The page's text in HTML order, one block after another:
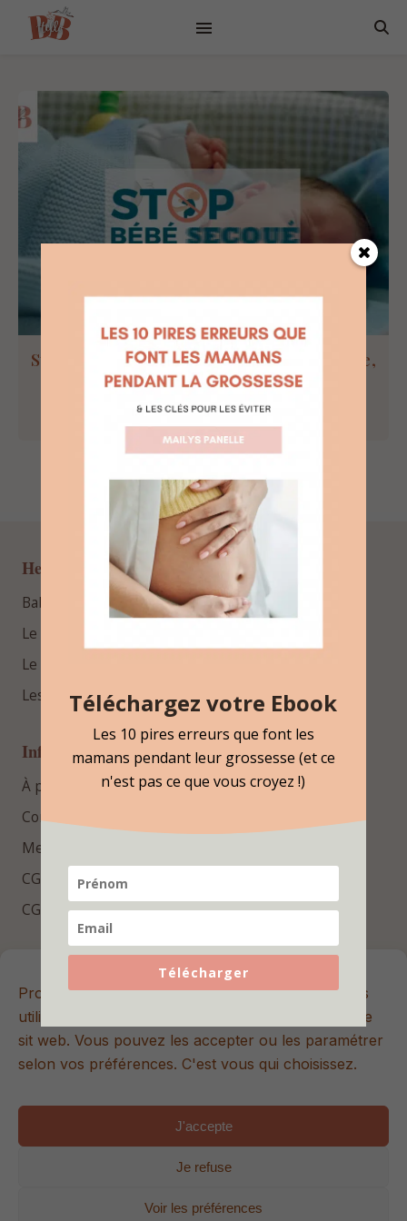
Promis, ici les cookies sont sans sucre 🍪 Nous les
utilisons pour améliorer votre expérience sur notre
sit web. Vous pouvez les accepter ou les paramétrer
selon vos préférences. C'est vous qui choisissez.
J'accepte
Je refuse
Voir les préférences
Syndrome du bébé secoué : comprendre,
prévenir et savoir réagir
Hello Bébé
BabyProfiler™
Le blog
Le podcast
Les guides gratuits
Informations
À propos
Contact
Mentions légales
CGV
CGU
Rejoins la newsletter Hello Bébé pour recevoir des
conseils utiles, des contenus exclusifs et les dernières
nouveautés.
© 2026 Hello Bébé. Tous droits réservés. | Site internet créé
Téléchargez votre Ebook
Les 10 pires erreurs que font les
mamans pendant leur grossesse (et ce
n'est pas ce que vous croyez !)
Télécharger